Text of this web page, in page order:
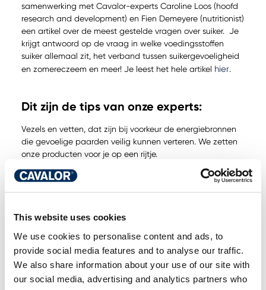
This website uses cookies
We use cookies to personalise content and ads, to
provide social media features and to analyse our traffic.
We also share information about your use of our site with
our social media, advertising and analytics partners who
samenwerking met Cavalor-experts Caroline Loos (hoofd
research and development) en Fien Demeyere (nutritionist)
een artikel over de meest gestelde vragen over suiker. Je
krijgt antwoord op de vraag in welke voedingsstoffen
suiker allemaal zit, het verband tussen suikergevoeligheid
en zomereczeem en meer! Je leest het hele artikel hier.
Dit zijn de tips van onze experts:
Vezels en vetten, dat zijn bij voorkeur de energiebronnen
die gevoelige paarden veilig kunnen verteren. We zetten
onze producten voor je op een rijtje.
Cavalor FiberForce:
Cavalor FiberForce is een vezelrijke
(3%). In een wetenschappelijke studie toonden we aan dat
insulinegehalte waardoor het veilig is voor paarden die
gevoelig zijn voor stofwisselingsziekten.
Bevat een evenwichtige mix van luzerne (8%), timothee en
bietenpulp. Meer vezels zorgen voor een betere vertering